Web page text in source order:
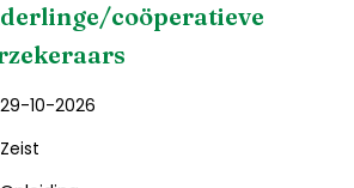
coöperatieve
29-10-2026
Zeist